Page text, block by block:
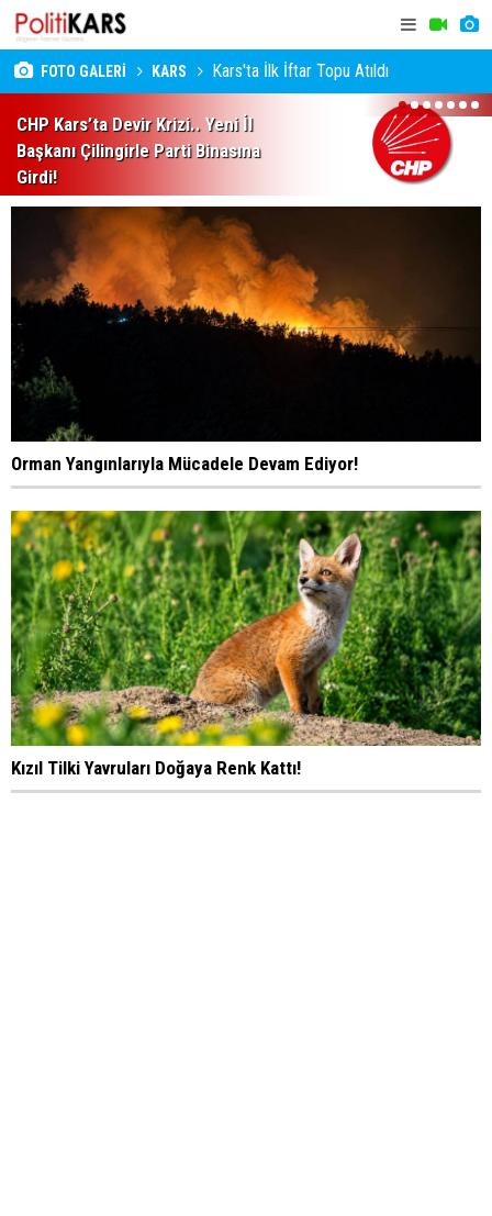
FOTO GALERİ KARS Kars'ta İlk İftar Topu Atıldı
CHP Kars’ta Devir Krizi.. Yeni İl
Başkanı Çilingirle Parti Binasına
Girdi!
1 2 3 4 5 6 7
Orman Yangınlarıyla Mücadele Devam Ediyor!
Kızıl Tilki Yavruları Doğaya Renk Kattı!